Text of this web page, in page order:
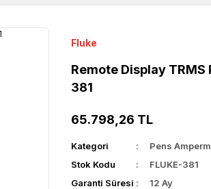
Fluke
Remote Display TRMS
381
65.798,26 TL
Kategori
Pens
Stok Kodu
FLUKE-381
Garanti Süresi
12 Ay